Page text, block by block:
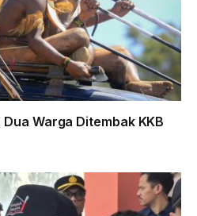
Warga Ditembak KKB